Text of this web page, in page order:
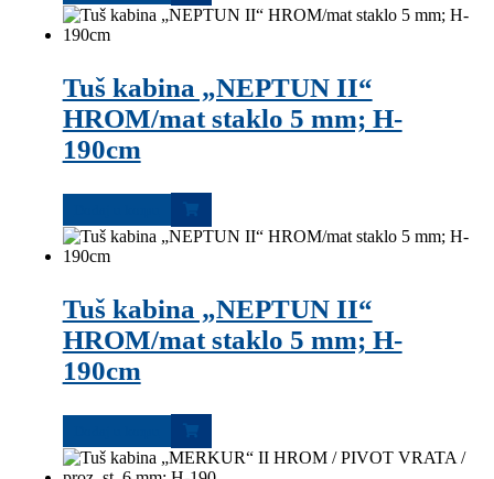
Tuš kabina „NEPTUN II“
HROM/mat staklo 5 mm; H-
190cm
Tuš kabina „NEPTUN II“
HROM/mat staklo 5 mm; H-
190cm